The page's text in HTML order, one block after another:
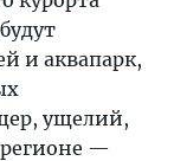
и аквапарк,
ущелий,
—